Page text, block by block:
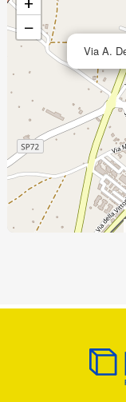
Via A.
−